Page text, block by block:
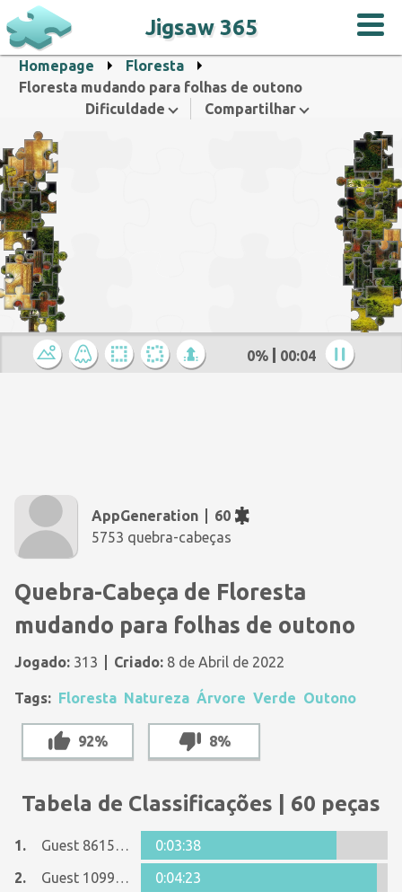
Jigsaw 365
Homepage
Floresta
Floresta mudando para folhas de outono
Dificuldade
Compartilhar
0% 00:04
AppGeneration
60
5753 quebra-cabeças
Quebra-Cabeça de Floresta
mudando para folhas de outono
Jogado: 313 Criado: 8 de Abril de 2022
Tags: Floresta Natureza Árvore Verde Outono
92% 8%
Tabela de Classificações | 60 peças
1. Guest 8615090
0:03:38
2.
Guest 10995703
0:04:23